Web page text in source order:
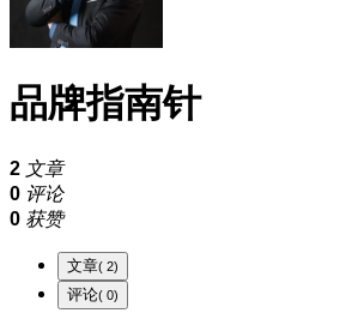
品牌指南针
2 文章
0 评论
0 获赞
文章 ( 2)
评论 ( 0)